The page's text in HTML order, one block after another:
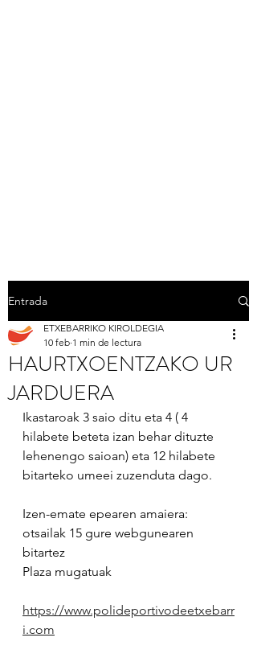
Entrada
HAURTXOENTZAKO UR
JARDUERA
ETXEBARRIKO KIROLDEGIA
10 feb 1 min de lectura
Ikastaroak 3 saio ditu eta 4 ( 4
hilabete beteta izan behar dituzte
lehenengo saioan) eta 12 hilabete
bitarteko umeei zuzenduta dago.
Izen-emate epearen amaiera:
otsailak 15 gure webgunearen
bitartez
Plaza mugatuak
https://www.polideportivodeetxebarr
i.com